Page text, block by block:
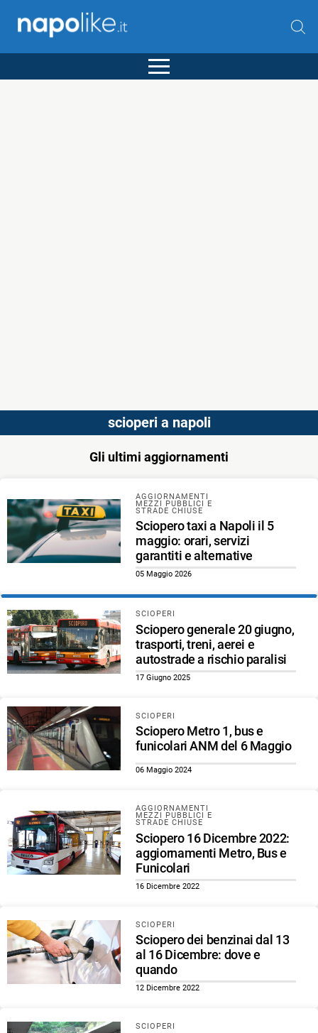
scioperi a napoli
Gli ultimi aggiornamenti
AGGIORNAMENTI
MEZZI PUBBLICI E
STRADE CHIUSE
Sciopero taxi a Napoli il 5
maggio: orari, servizi
garantiti e alternative
05 Maggio 2026
SCIOPERI
Sciopero generale 20 giugno,
trasporti, treni, aerei e
autostrade a rischio paralisi
17 Giugno 2025
SCIOPERI
Sciopero Metro 1, bus e
funicolari ANM del 6 Maggio
06 Maggio 2024
AGGIORNAMENTI
MEZZI PUBBLICI E
STRADE CHIUSE
Sciopero 16 Dicembre 2022:
aggiornamenti Metro, Bus e
Funicolari
16 Dicembre 2022
SCIOPERI
Sciopero dei benzinai dal 13
al 16 Dicembre: dove e
quando
12 Dicembre 2022
SCIOPERI